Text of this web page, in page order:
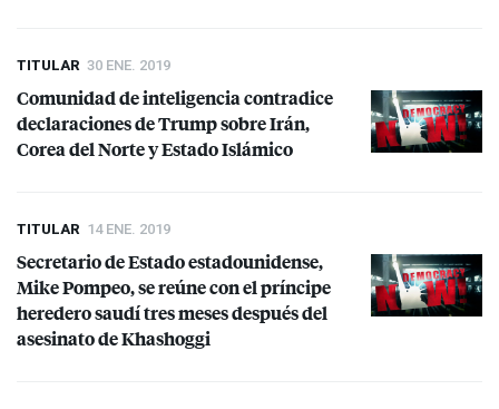
TITULAR 30 ENE. 2019
Comunidad de inteligencia contradice
declaraciones de Trump sobre Irán,
Corea del Norte y Estado Islámico
TITULAR 14 ENE. 2019
Secretario de Estado estadounidense,
Mike Pompeo, se reúne con el príncipe
heredero saudí tres meses después del
asesinato de Khashoggi